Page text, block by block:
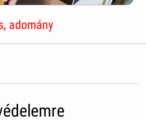
adomány